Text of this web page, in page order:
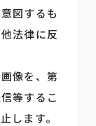
図するも
法律に反
像を、第
等するこ
します。